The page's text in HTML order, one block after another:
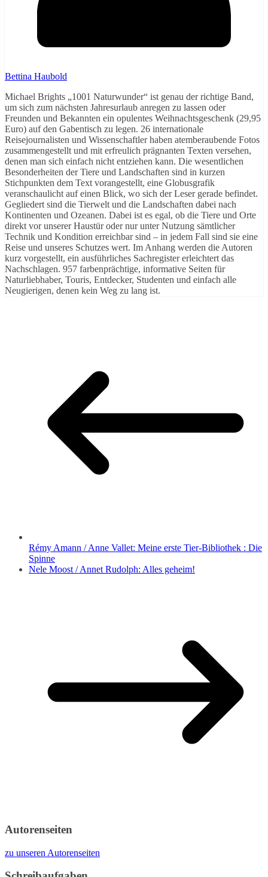
Bettina Haubold
Michael Brights „1001 Naturwunder“ ist genau der richtige Band,
um sich zum nächsten Jahresurlaub anregen zu lassen oder
Freunden und Bekannten ein opulentes Weihnachtsgeschenk (29,95
Euro) auf den Gabentisch zu legen. 26 internationale
Reisejournalisten und Wissenschaftler haben atemberaubende Fotos
zusammengestellt und mit erfreulich prägnanten Texten versehen,
denen man sich einfach nicht entziehen kann. Die wesentlichen
Besonderheiten der Tiere und Landschaften sind in kurzen
Stichpunkten dem Text vorangestellt, eine Globusgrafik
veranschaulicht auf einen Blick, wo sich der Leser gerade befindet.
Gegliedert sind die Tierwelt und die Landschaften dabei nach
Kontinenten und Ozeanen. Dabei ist es egal, ob die Tiere und Orte
direkt vor unserer Haustür oder nur unter Nutzung sämtlicher
Technik und Kondition erreichbar sind – in jedem Fall sind sie eine
Reise und unseres Schutzes wert. Im Anhang werden die Autoren
kurz vorgestellt, ein ausführliches Sachregister erleichtert das
Nachschlagen. 957 farbenprächtige, informative Seiten für
Naturliebhaber, Touris, Entdecker, Studenten und einfach alle
Neugierigen, denen kein Weg zu lang ist.
Rémy Amann / Anne Vallet: Meine erste Tier-Bibliothek : Die
Spinne
Nele Moost / Annet Rudolph: Alles geheim!
Autorenseiten
zu unseren Autorenseiten